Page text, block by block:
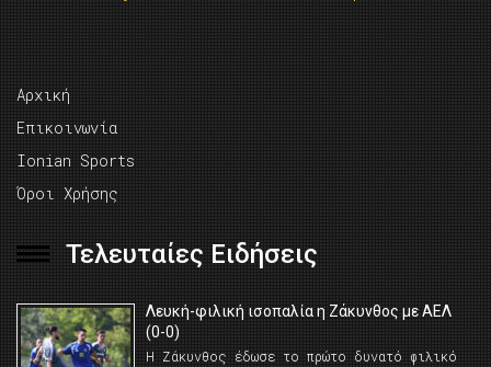
Αρχική
Επικοινωνία
Ionian Sports
Όροι Χρήσης
Τελευταίες Ειδήσεις
Λευκή-φιλική ισοπαλία η Ζάκυνθος με ΑΕΛ
(0-0)
Η Ζάκυνθος έδωσε το πρώτο δυνατό φιλικό